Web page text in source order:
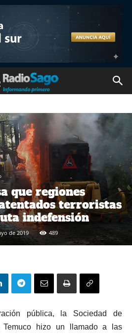
que regiones
terroristas
indefensión
de 2019 489
pública, la Sociedad de
Temuco hizo un llamado a las